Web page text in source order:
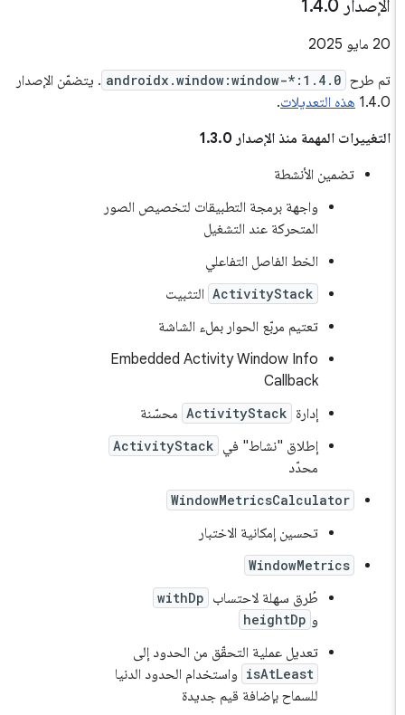
الإصدار 1 .4.0
‫20 مايو 2025
تم طرح androidx.window:window-*:1.4.0 . يتضمّن الإصدار
1.4.0 هذه التعديلات.
التغييرات المهمة منذ الإصدار 1.3.0
تضمين الأنشطة
واجهة برمجة التطبيقات لتخصيص الصور
المتحركة عند التشغيل
الخط الفاصل التفاعلي
ActivityStack التثبيت
تعتيم مربّع الحوار بملء الشاشة
Embedded Activity Window Info
Callback
إدارة ActivityStack محسّنة
إطلاق "نشاط" في ActivityStack
محدّد
WindowMetricsCalculator
تحسين إمكانية الاختبار
WindowMetrics
طُرق سهلة لاحتساب withDp
heightDp
تعديل عملية التحقّق من الحدود إلى
isAtLeast واستخدام الحدود الدنيا
للسماح بإضافة قيم جديدة